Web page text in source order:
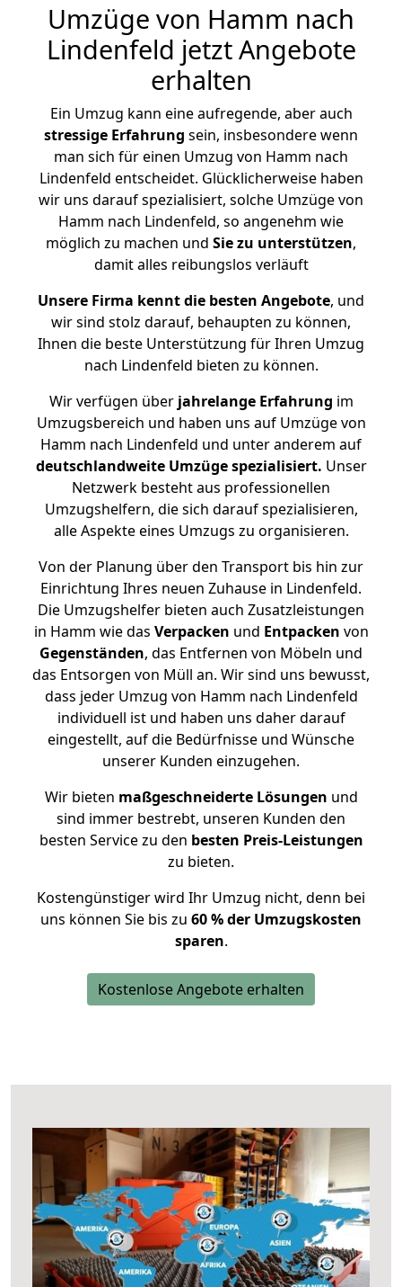
Umzüge von Hamm nach
Lindenfeld jetzt Angebote
erhalten
Ein Umzug kann eine aufregende, aber auch
stressige Erfahrung sein, insbesondere wenn
man sich für einen Umzug von Hamm nach
Lindenfeld entscheidet. Glücklicherweise haben
wir uns darauf spezialisiert, solche Umzüge von
Hamm nach Lindenfeld, so angenehm wie
möglich zu machen und Sie zu unterstützen,
damit alles reibungslos verläuft
Unsere Firma kennt die besten Angebote, und
wir sind stolz darauf, behaupten zu können,
Ihnen die beste Unterstützung für Ihren Umzug
nach Lindenfeld bieten zu können.
Wir verfügen überjahrelange Erfahrung im
Umzugsbereich und haben uns auf Umzüge von
Hamm nach Lindenfeld und unter anderem auf
deutschlandweite Umzüge spezialisiert. Unser
Netzwerk besteht aus professionellen
Umzugshelfern, die sich darauf spezialisieren,
alle Aspekte eines Umzugs zu organisieren.
Von der Planung über den Transport bis hin zur
Einrichtung Ihres neuen Zuhause in Lindenfeld.
Die Umzugshelfer bieten auch Zusatzleistungen
in Hamm wie das Verpacken und Entpacken von
Gegenständen, das Entfernen von Möbeln und
das Entsorgen von Müll an. Wir sind uns bewusst,
dass jeder Umzug von Hamm nach Lindenfeld
individuell ist und haben uns daher darauf
eingestellt, auf die Bedürfnisse und Wünsche
unserer Kunden einzugehen.
Wir bieten maßgeschneiderte Lösungen und
sind immer bestrebt, unseren Kunden den
besten Service zu den besten Preis-Leistungen
zu bieten.
Kostengünstiger wird Ihr Umzug nicht, denn bei
uns können Sie bis zu 60 % der Umzugskosten
sparen.
Kostenlose Angebote erhalten